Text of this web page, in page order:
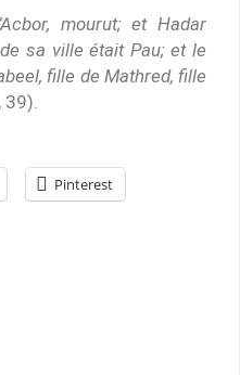
mourut; et Hadar
sa ville était Pau; et le
fille de Mathred, fille
39).
Pinterest